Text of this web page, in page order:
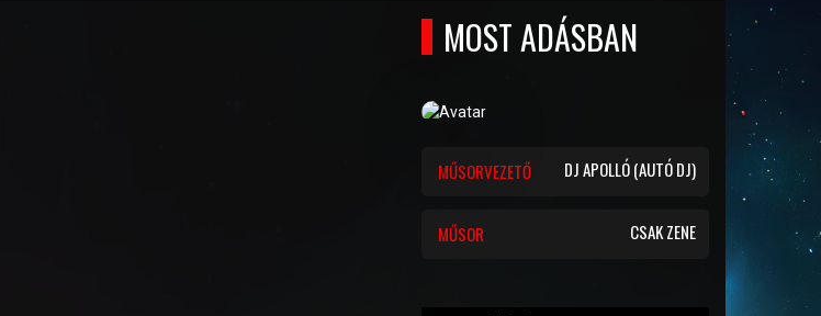
MOST ADÁSBAN
MŰSORVEZETŐ DJ APOLLÓ (AUTÓ DJ)
MŰSOR CSAK ZENE